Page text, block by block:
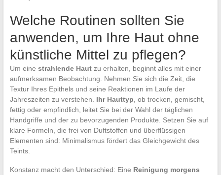
Welche Routinen sollten Sie
anwenden, um Ihre Haut ohne
künstliche Mittel zu pflegen?
Um eine strahlende Hautzu erhalten, beginnt alles mit einer
aufmerksamen Beobachtung. Nehmen Sie sich die Zeit, die
Textur Ihres Epithels und seine Reaktionen im Laufe der
Jahreszeiten zu verstehen. Ihr Hauttyp , ob trocken, gemischt,
fettig oder empfindlich, leitet Sie bei der Wahl der täglichen
Handgriffe und der zu bevorzugenden Produkte. Setzen Sie auf
klare Formeln, die frei von Duftstoffen und überflüssigen
Elementen sind: Minimalismus fördert das Gleichgewicht des
Teints.
Konstanz macht den Unterschied: Eine Reinigung morgens